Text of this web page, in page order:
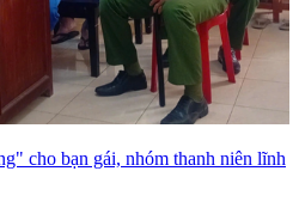
cho bạn gái, nhóm thanh niên lĩnh